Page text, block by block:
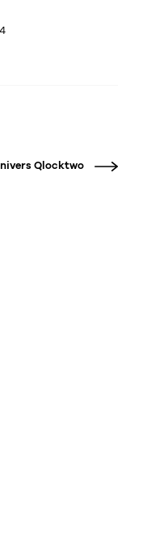
Qlocktwo